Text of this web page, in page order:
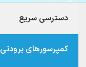
دسترسی سریع
کمپرسورهای برودتی